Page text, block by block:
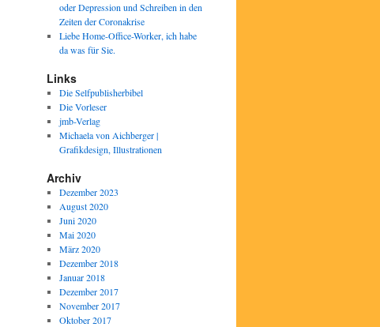
oder Depression und Schreiben in den
Zeiten der Coronakrise
Liebe Home-Office-Worker, ich habe
da was für Sie.
Links
Die Selfpublisherbibel
Die Vorleser
jmb-Verlag
Michaela von Aichberger |
Grafikdesign, Illustrationen
Archiv
Dezember 2023
August 2020
Juni 2020
Mai 2020
März 2020
Dezember 2018
Januar 2018
Dezember 2017
November 2017
Oktober 2017